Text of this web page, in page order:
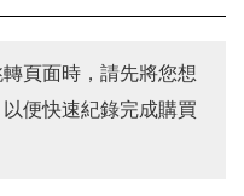
頁面時，請先將您想
便快速紀錄完成購買